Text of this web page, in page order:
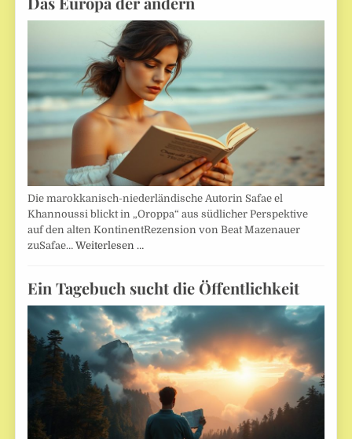
Die marokkanisch-niederländische Autorin Safae el
Khannoussi blickt in „Oroppa“ aus südlicher Perspektive
auf den alten KontinentRezension von Beat Mazenauer
zuSafae…Weiterlesen …
Ein Tagebuch sucht die Öffentlichkeit